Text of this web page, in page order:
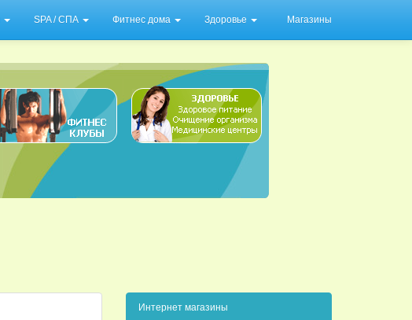
SPA / СПА Фитнес дома Здоровье Магазины
Интернет магазины